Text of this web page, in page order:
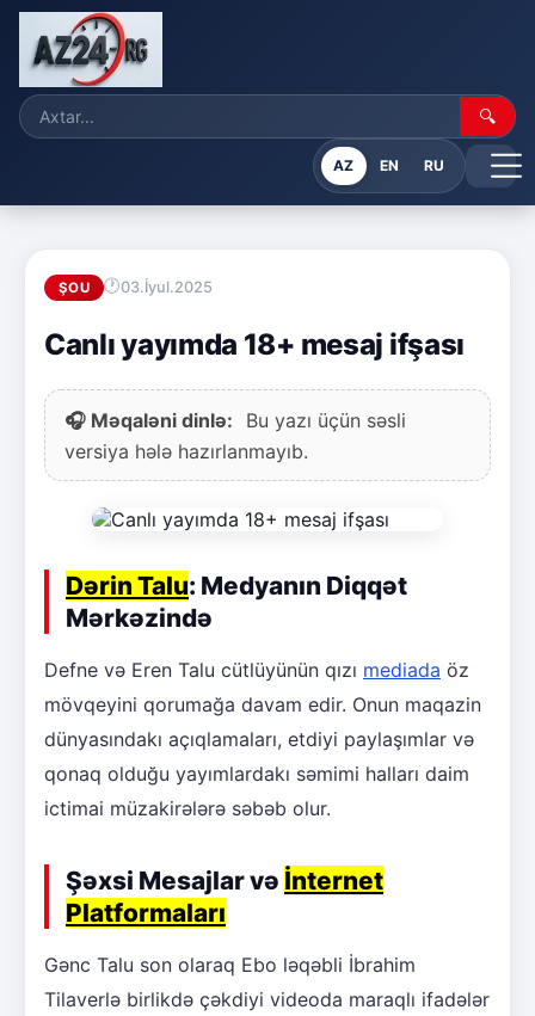
🔍
AZ EN RU
ŞOU 03.İyul.2025
Canlı yayımda 18+ mesaj ifşası
🎧 Məqaləni dinlə:
Bu yazı üçün səsli
versiya hələ hazırlanmayıb.
Dərin Talu: Medyanın Diqqət
Mərkəzində
Defne və Eren Talu cütlüyünün qızı mediada öz
mövqeyini qorumağa davam edir. Onun maqazin
dünyasındakı açıqlamaları, etdiyi paylaşımlar və
qonaq olduğu yayımlardakı səmimi halları daim
ictimai müzakirələrə səbəb olur.
Şəxsi Mesajlar və İnternet
Platformaları
Gənc Talu son olaraq Ebo ləqəbli İbrahim
Tilaverlə birlikdə çəkdiyi videoda maraqlı ifadələr